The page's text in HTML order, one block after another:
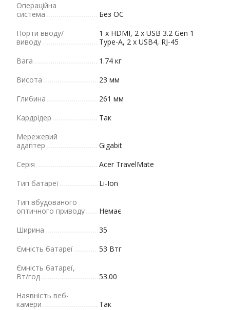
Операційна
система
Без ОС
Порти вводу/
виводу
1 x HDMI, 2 x USB 3.2 Gen 1
Type-A, 2 x USB4, RJ-45
Вага
1.74 кг
Висота
23 мм
Глибина
261 мм
Кардрідер
Так
Мережевий
адаптер
Gigabit
Серія
Acer TravelMate
Тип батареї
Li-Ion
Тип вбудованого
оптичного приводу
Немає
Ширина
35
Ємність батареї
53 Втг
Ємність батареї,
Вт/год
53.00
Наявність веб-
камери
Так